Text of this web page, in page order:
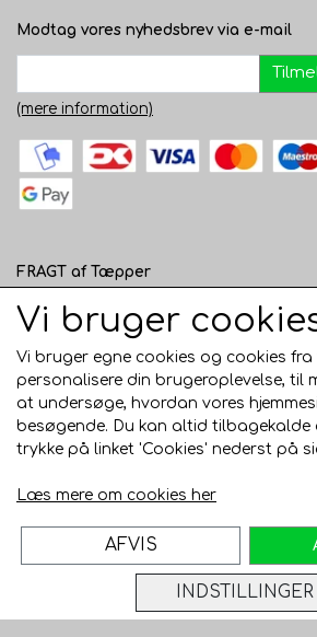
Modtag vores nyhedsbrev via e-mail
(mere information)
FRAGT af Tæpper
1 - 120 cm bred - 49 kr. til pakkeshop eller
hjemmelevering
121 - 200 cm bred - 99 kr. hjemmelevering
Over 200 cm bred - KUN Afhentning i
AFHENTNING I HORSENS - GRATIS
Vi bruger
Vi bruger egne cookies og cookies
personalisere din brugeroplevelse, til
at undersøge, hvordan vores
besøgende. Du kan altid tilbagekalde
trykke på linket 'Cookies' nederst på
Læs mere om cookies her
INDSTILLINGER
AFVIS